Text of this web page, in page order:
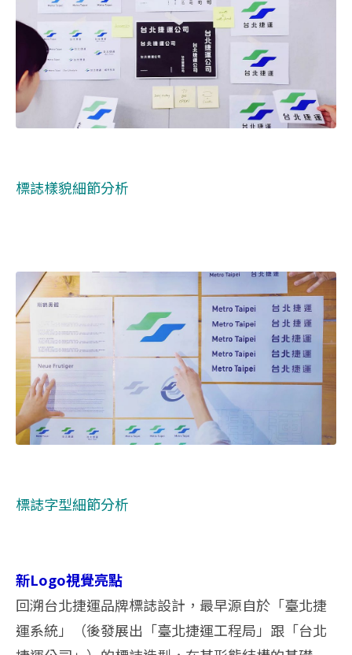
標誌樣貌細節分析
標誌字型細節分析
新Logo視覺亮點
回溯台北捷運品牌標誌設計，最早源自於「臺北捷
運系統」（後發展出「臺北捷運工程局」跟「台北